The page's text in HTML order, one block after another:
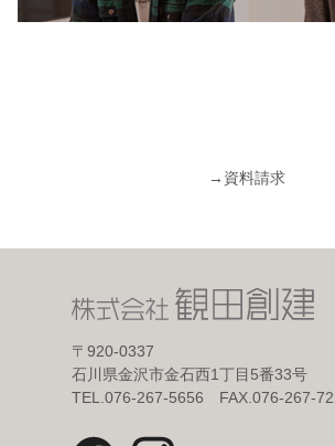
→ 資料請求
〒920-0337
石川県金沢市金石西1丁目5番33号
TEL.076-267-5656 FAX.076-267-